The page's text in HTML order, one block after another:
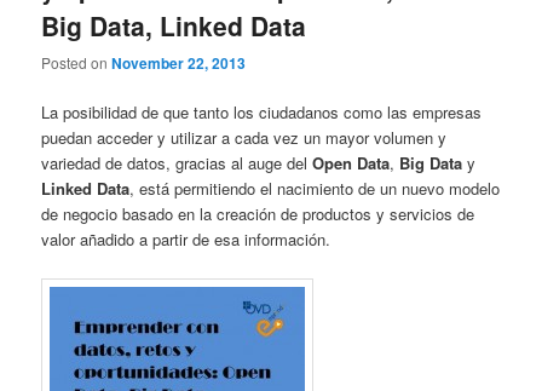
Big Data, Linked Data
Posted onNovember 22, 2013
La posibilidad de que tanto los ciudadanos como las empresas
puedan acceder y utilizar a cada vez un mayor volumen y
variedad de datos, gracias al auge delOpen Data, Big Data y
Linked Data, está permitiendo el nacimiento de un nuevo modelo
de negocio basado en la creación de productos y servicios de
valor añadido a partir de esa información.